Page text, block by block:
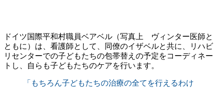
ドイツ国際平和村職員ベアベル（写真上 ヴィンター医師と
ともに）は、看護師として、同僚のイザベルと共に、リハビ
リセンターでの子どもたちの包帯替えの予定をコーディネー
トし、自らも子どもたちのケアを行います。
「もちろん子どもたちの治療の全てを行えるわけ